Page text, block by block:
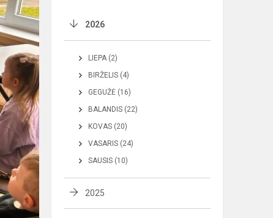
2026
LIEPA (2)
BIRŽELIS (4)
GEGUŽĖ (16)
BALANDIS (22)
KOVAS (20)
VASARIS (24)
SAUSIS (10)
2025